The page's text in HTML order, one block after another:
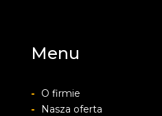
Menu
-
O firmie
-
Nasza oferta